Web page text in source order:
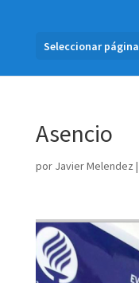
Seleccionar página
Asencio
por Javier Melendez |